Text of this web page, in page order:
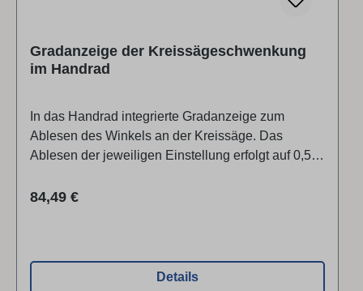
Gradanzeige der Kreissägeschwenkung
im Handrad
In das Handrad integrierte Gradanzeige zum
Ablesen des Winkels an der Kreissäge. Das
Ablesen der jeweiligen Einstellung erfolgt auf 0,5
Kreissägeblattschwenkung in folgenden
Regulärer Preis:
84,49 €
Details